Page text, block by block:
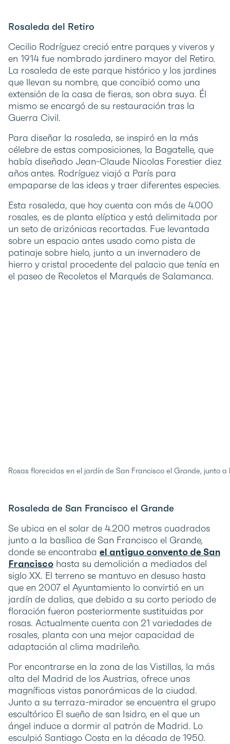
Rosaleda del Retiro
Cecilio Rodríguez creció entre parques y viveros y
en 1914 fue nombrado jardinero mayor del Retiro.
La rosaleda de este parque histórico y los jardines
que llevan su nombre, que concibió como una
extensión de la casa de fieras, son obra suya. Él
mismo se encargó de su restauración tras la
Guerra Civil.
Para diseñar la rosaleda, se inspiró en la más
célebre de estas composiciones, la Bagatelle, que
había diseñado Jean-Claude Nicolas Forestier diez
años antes. Rodríguez viajó a París para
empaparse de las ideas y traer diferentes especies.
Esta rosaleda, que hoy cuenta con más de 4.000
rosales, es de planta elíptica y está delimitada por
un seto de arizónicas recortadas. Fue levantada
sobre un espacio antes usado como pista de
patinaje sobre hielo, junto a un invernadero de
hierro y cristal procedente del palacio que tenía en
el paseo de Recoletos el Marqués de Salamanca.
Rosas florecidas en el jardín de San Francisco el Grande, junto
Rosaleda de San Francisco el Grande
Se ubica en el solar de 4.200 metros cuadrados
junto a la basílica de San Francisco el Grande,
donde se encontraba el antiguo convento de San
Francisco hasta su demolición a mediados del
siglo XX. El terreno se mantuvo en desuso hasta
que en 2007 el Ayuntamiento lo convirtió en un
jardín de dalias, que debido a su corto periodo de
floración fueron posteriormente sustituidas por
rosas. Actualmente cuenta con 21 variedades de
rosales, planta con una mejor capacidad de
adaptación al clima madrileño.
Por encontrarse en la zona de las Vistillas, la más
alta del Madrid de los Austrias, ofrece unas
magníficas vistas panorámicas de la ciudad.
Junto a su terraza-mirador se encuentra el grupo
escultórico El sueño de san Isidro, en el que un
ángel induce a dormir al patrón de Madrid. Lo
esculpió Santiago Costa en la década de 1950.